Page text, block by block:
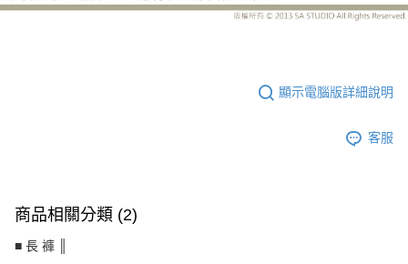
顯示電腦版詳細說明
客服
商品相關分類 (2)
■ 長 褲 ║